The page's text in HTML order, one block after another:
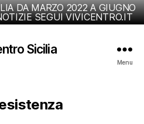
DA MARZO 2022 A GIUGNO
SEGUI VIVICENTRO.IT
Sicilia
Menu